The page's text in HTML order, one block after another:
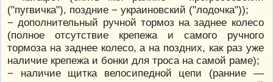
("пугвичка"), поздние − украиновский ("лодочка"));
− дополнительный ручной тормоз на заднее колесо
(полное отсутствие крепежа и самого ручного
тормоза на заднее колесо, а на поздних, как раз уже
наличие крепежа и бонки для троса на самой раме);
− наличие щитка велосипедной цепи (ранние —